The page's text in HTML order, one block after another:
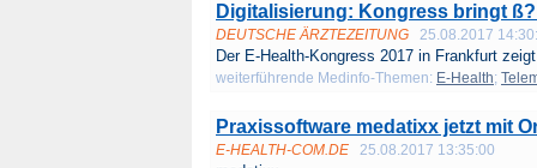
Digitalisierung: Kongress bringt
DEUTSCHE ÄRZTEZEITUNG 25.08.2017
Der E-Health-Kongress 2017 in Frankfurt
weiterführende Medinfo-Themen: E-Health;
Praxissoftware medatixx jetzt mit
E-HEALTH-COM.DE 25.08.2017 13:35:00